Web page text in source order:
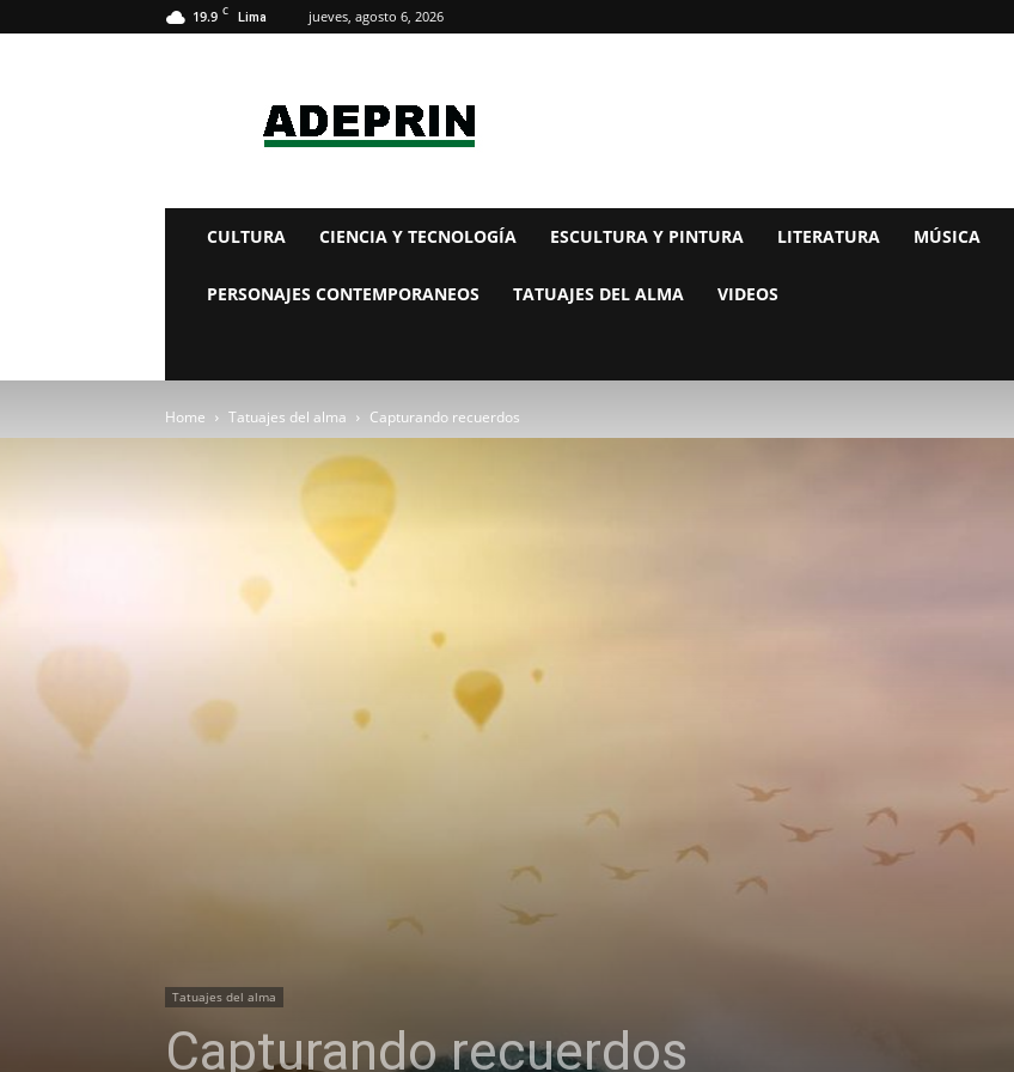
19.9 C Lima jueves, agosto 6, 2026
CULTURA CIENCIA Y TECNOLOGÍA ESCULTURA Y PINTURA LITERATURA MÚSICA
PERSONAJES CONTEMPORANEOS TATUAJES DEL ALMA VIDEOS
Home Tatuajes del alma Capturando recuerdos
Tatuajes del alma
Capturando recuerdos